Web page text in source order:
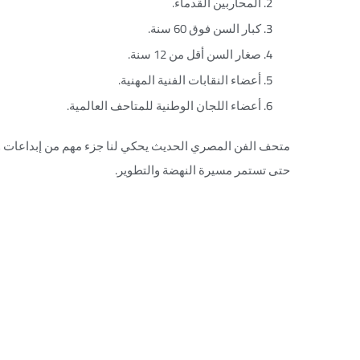
كبار السن فوق 60 سنة.
صغار السن أقل من 12 سنة.
أعضاء النقابات الفنية المهنية.
أعضاء اللجان الوطنية للمتاحف العالمية.
متحف الفن المصري الحديث يحكي لنا جزء مهم من إبداعات
حتى تستمر مسيرة النهضة والتطوير.